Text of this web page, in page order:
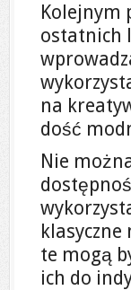
Kolejnym
ostatnich
na
dość
Nie
te mogą
ich do